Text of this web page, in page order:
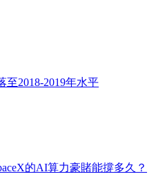
2018-2019年水平
的AI算力豪賭能撐多久？